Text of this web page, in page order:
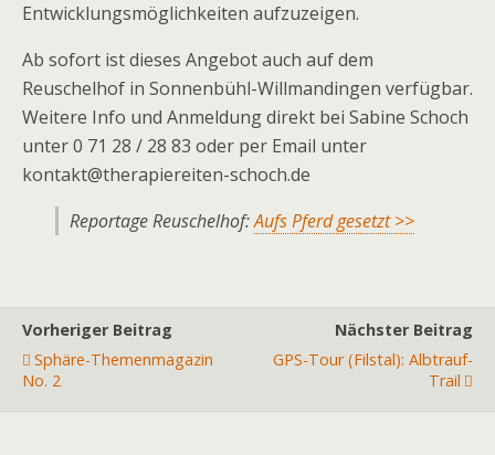
Entwicklungsmöglichkeiten aufzuzeigen.
Ab sofort ist dieses Angebot auch auf dem
Reuschelhof in Sonnenbühl-Willmandingen verfügbar.
Weitere Info und Anmeldung direkt bei Sabine Schoch
unter 0 71 28 / 28 83 oder per Email unter
kontakt@therapiereiten-schoch.de
Reportage Reuschelhof:Aufs Pferd gesetzt >>
Vorheriger Beitrag
Sphäre-Themenmagazin
No. 2
Nächster Beitrag
GPS-Tour (Filstal): Albtrauf-
Trail